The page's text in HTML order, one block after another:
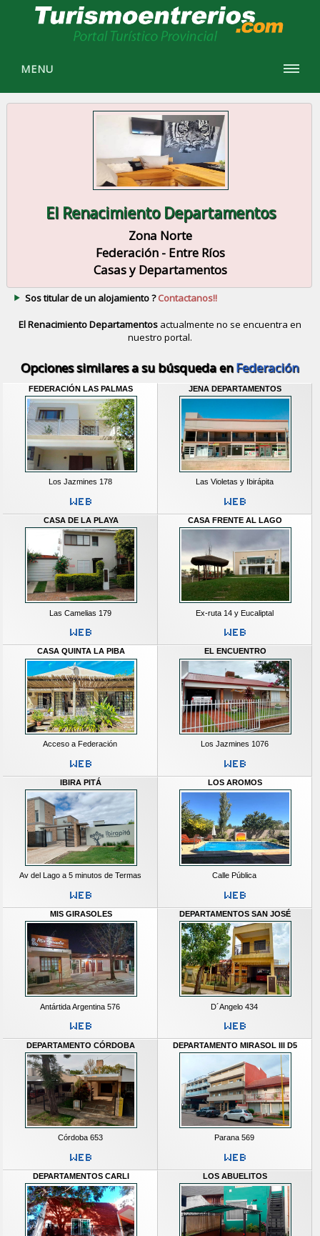
MENU
El Renacimiento Departamentos
Zona Norte
Federación - Entre Ríos
Casas y Departamentos
Sos titular de un alojamiento ?Contactanos!!
El Renacimiento Departamentosactualmente no se encuentra en
nuestro portal.
Opciones similares a su búsqueda enFederación
FEDERACIÓN LAS PALMAS
Los Jazmines 178
JENA DEPARTAMENTOS
Las Violetas y Ibirápita
CASA DE LA PLAYA
Las Camelias 179
CASA FRENTE AL LAGO
Ex-ruta 14 y Eucaliptal
CASA QUINTA LA PIBA
Acceso a Federación
EL ENCUENTRO
Los Jazmines 1076
IBIRA PITÁ
Av del Lago a 5 minutos de Termas
LOS AROMOS
Calle Pública
MIS GIRASOLES
Antártida Argentina 576
DEPARTAMENTOS SAN JOSÉ
D´Angelo 434
DEPARTAMENTO CÓRDOBA
Córdoba 653
DEPARTAMENTO MIRASOL III D5
Parana 569
DEPARTAMENTOS CARLI LOS ABUELITOS